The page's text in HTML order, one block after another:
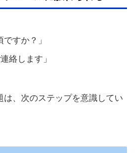
ですか？」
絡します」
は、次のステップを意識してい